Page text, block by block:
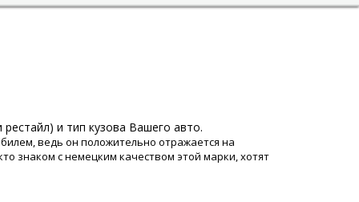
и тип кузова Вашего авто.
ведь он положительно отражается на
знаком с немецким качеством этой марки, хотят